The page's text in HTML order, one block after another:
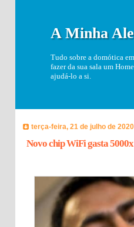
A Minha
Tudo sobre a domótica
fazer da sua sala um
ajudá-lo a si.
terça-feira, 21 de julho de 2020
Novo chip WiFi gasta